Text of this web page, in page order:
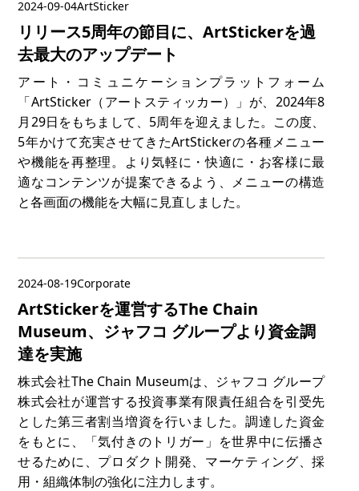
2024-09-04ArtSticker
リリース5周年の節目に、ArtStickerを過
去最大のアップデート
アート・コミュニケーションプラットフォーム
「ArtSticker（アートスティッカー）」が、2024年8
月29日をもちまして、5周年を迎えました。この度、
5年かけて充実させてきたArtStickerの各種メニュー
や機能を再整理。より気軽に・快適に・お客様に最
適なコンテンツが提案できるよう、メニューの構造
と各画面の機能を大幅に見直しました。
2024-08-19Corporate
ArtStickerを運営するThe Chain
Museum、ジャフコ グループより資金調
達を実施
株式会社The Chain Museumは、ジャフコ グループ
株式会社が運営する投資事業有限責任組合を引受先
とした第三者割当増資を行いました。調達した資金
をもとに、「気付きのトリガー」を世界中に伝播さ
せるために、プロダクト開発、マーケティング、採
用・組織体制の強化に注力します。